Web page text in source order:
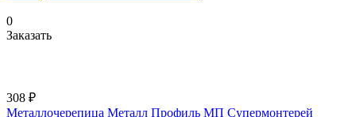
0
Заказать
308 ₽
Металлочерепица Металл Профиль МП Супермонтерей